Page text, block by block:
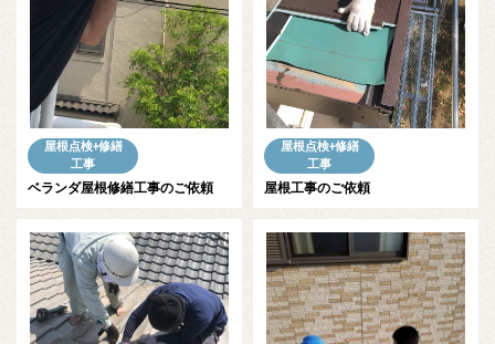
屋根点検+修繕
工事
ベランダ屋根修繕工事のご依頼
屋根点検+修繕
工事
屋根工事のご依頼